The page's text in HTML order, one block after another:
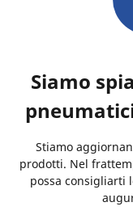
Siamo
Stiamo
prodotti. Nel
possa consigliarti